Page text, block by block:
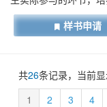
十大内容与教材编写
情怀，并在世界观、
本与收益理论及其应
解读徼观经济政策、
样书申请
共26条记录，当前
1
2 3 4